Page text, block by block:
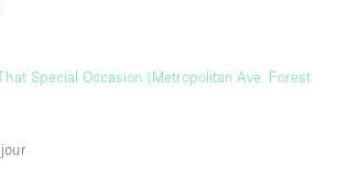
Special Occasion (Metropolitan Ave. Forest